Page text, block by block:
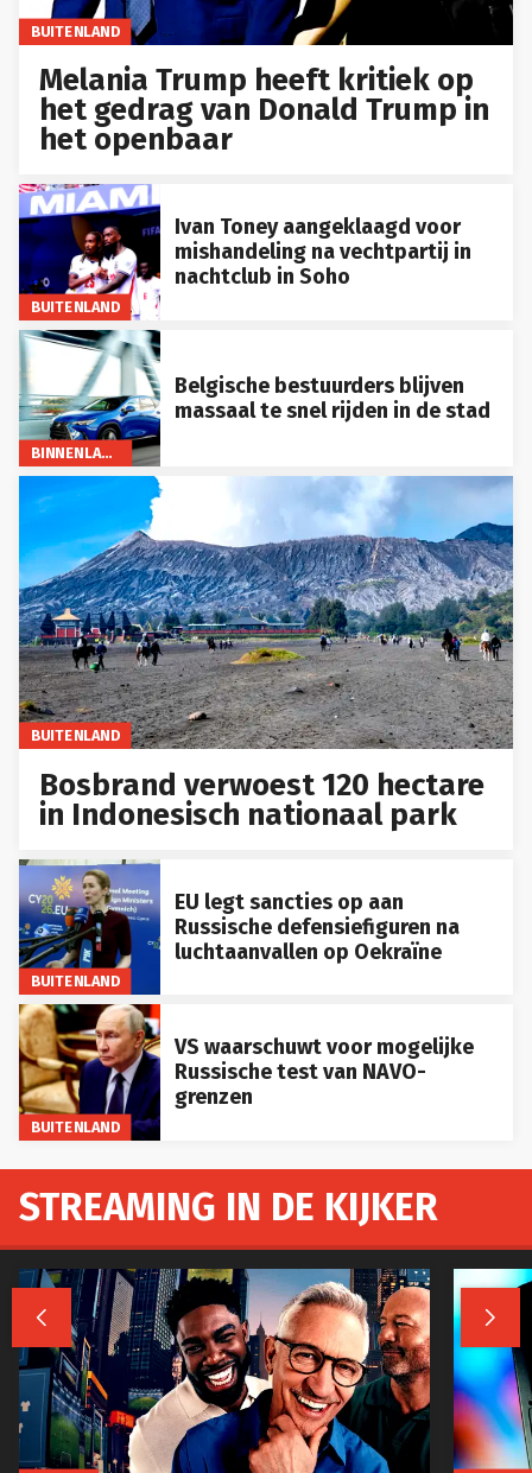
BUITENLAND
Melania Trump heeft kritiek op
het gedrag van Donald Trump in
het openbaar
BUITENLAND
Ivan Toney aangeklaagd voor
mishandeling na vechtpartij in
nachtclub in Soho
BINNENLAND
Belgische bestuurders blijven
massaal te snel rijden in de stad
BUITENLAND
Bosbrand verwoest 120 hectare
in Indonesisch nationaal park
BUITENLAND
EU legt sancties op aan
Russische defensiefiguren na
luchtaanvallen op Oekraïne
BUITENLAND
VS waarschuwt voor mogelijke
Russische test van NAVO-
grenzen
STREAMING IN DE KIJKER
 